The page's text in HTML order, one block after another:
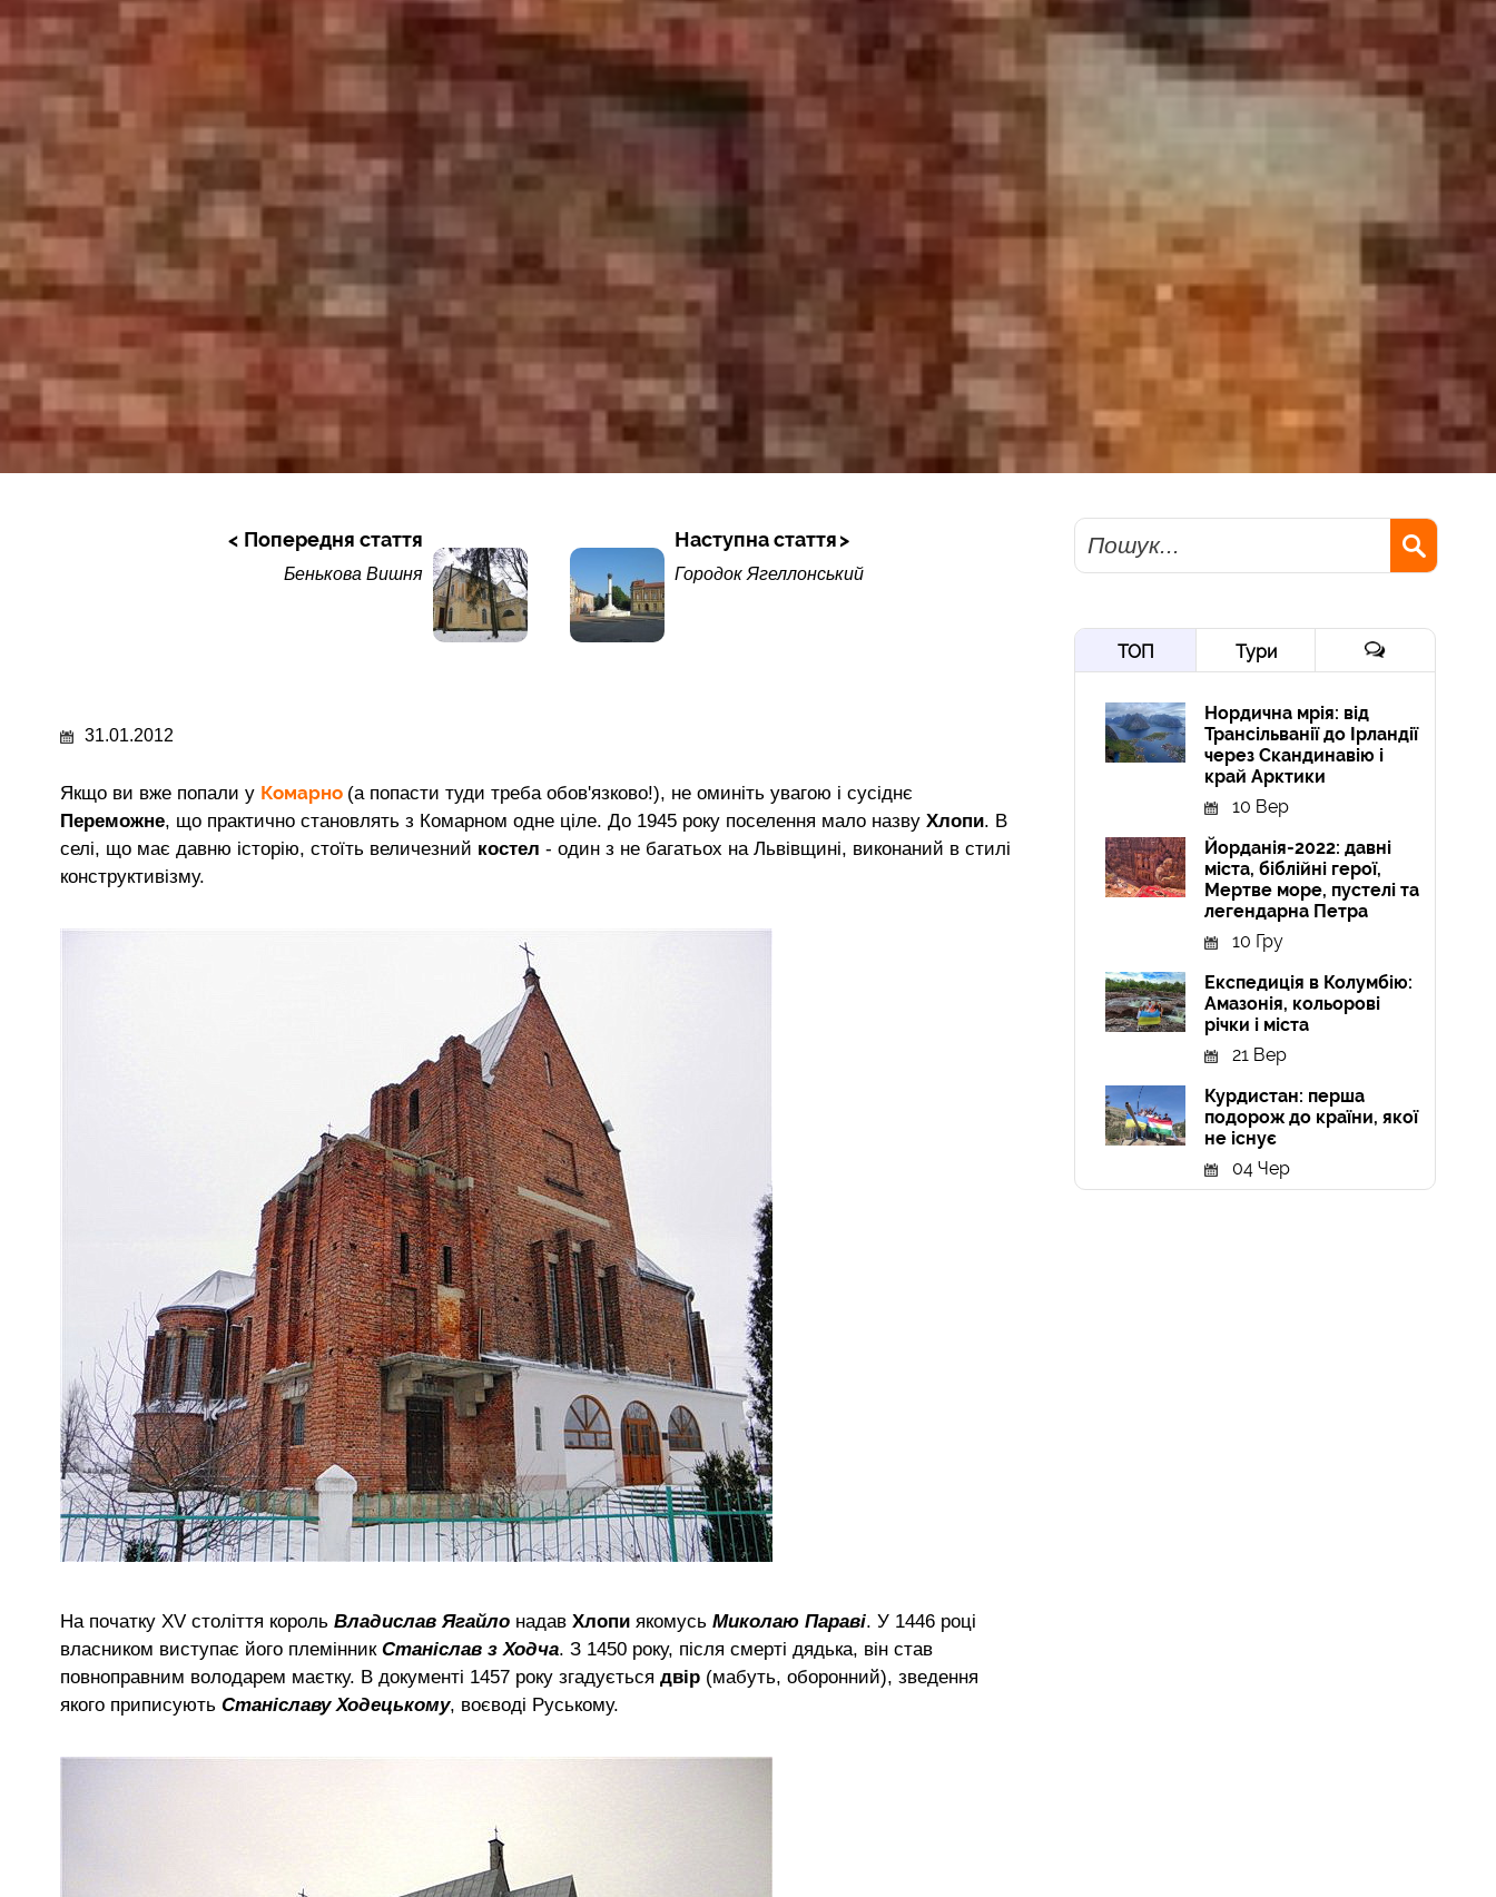
Попередня стаття
Бенькова Вишня
Наступна стаття
Городок Ягеллонський
31.01.2012
Якщо ви вже попали у Комарно (а попасти туди треба обов'язково!), не оминіть увагою і сусіднє
Переможне, що практично становлять з Комарном одне ціле. До 1945 року поселення мало назву Хлопи. В
селі, що має давню історію, стоїть величезний костел - один з не багатьох на Львівщині, виконаний в стилі
конструктивізму.
На початку XV століття король Владислав Ягайло надав Хлопи якомусь Миколаю Параві. У 1446 році
власником виступає його племінник Станіслав з Ходча. З 1450 року, після смерті дядька, він став
повноправним володарем маєтку. В документі 1457 року згадується двір (мабуть, оборонний), зведення
якого приписують Станіславу Ходецькому, воєводі Руському.
Пошук
ТОП Тури
Нордична мрія: від
Трансільванії до Ірландії
через Скандинавію і
край Арктики
10 Вер
Йорданія-2022: давні
міста, біблійні герої,
Мертве море, пустелі та
легендарна Петра
10 Гру
Експедиція в Колумбію:
Амазонія, кольорові
річки і міста
21 Вер
Курдистан: перша
подорож до країни, якої
не існує
04 Чер